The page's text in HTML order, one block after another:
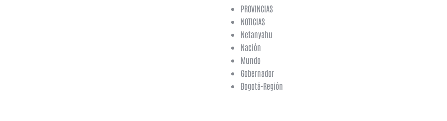
PROVINCIAS
NOTICIAS
Netanyahu
Nación
Mundo
Gobernador
Bogotá-Región